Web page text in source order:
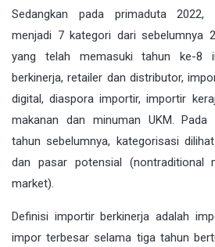
Sedangkan pada primaduta 2022,
menjadi 7 kategori dari sebelumnya
yang telah memasuki tahun ke-8
berkinerja, retailer dan distributor,
digital, diaspora importir, importir
makanan dan minuman UKM. Pada
tahun sebelumnya, kategorisasi
dan pasar potensial (nontraditional
market).
Definisi importir berkinerja adalah
impor terbesar selama tiga tahun